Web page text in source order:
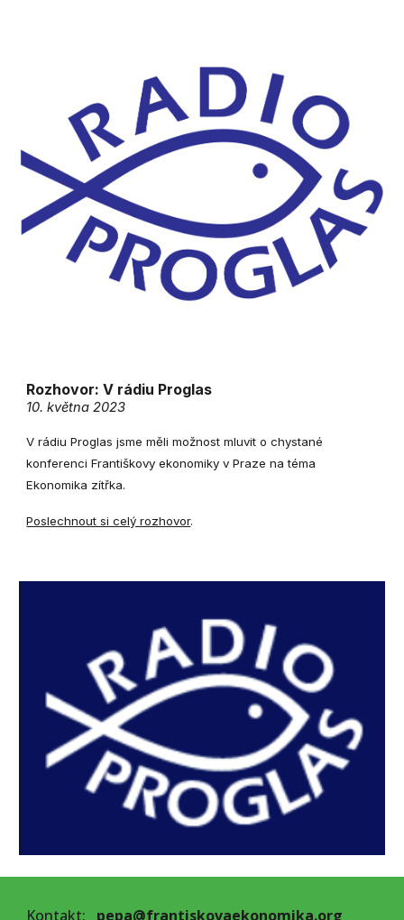
Rozhovor:V rádiu Proglas
10. května 2023
V rádiu Proglas jsme měli možnost mluvit o chystané
konferenci Františkovy ekonomiky v Praze na téma
Ekonomika zítřka.
Poslechnout si celý rozhovor.
Kontakt: pepa@frantiskovaekonomika.org